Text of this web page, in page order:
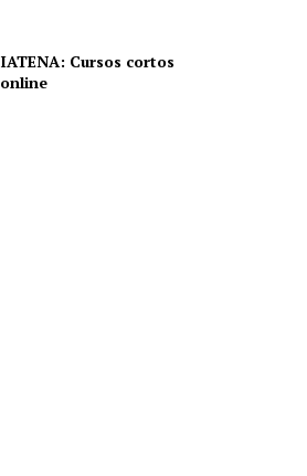
IATENA: Cursos cortos
online